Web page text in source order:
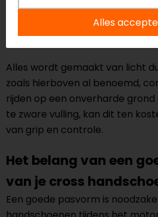
voorzien van een print die
droog of nat weer, zodat de
kan worden – wanneer nodig.
Alles wordt gemaakt van licht
zoals hierboven al benoemd,
rijden op een onverharde grond
te zware vulling, kan dit ten
van grip en controle.
Het belang van een
van je cross
Een goede pasvorm is
Alles